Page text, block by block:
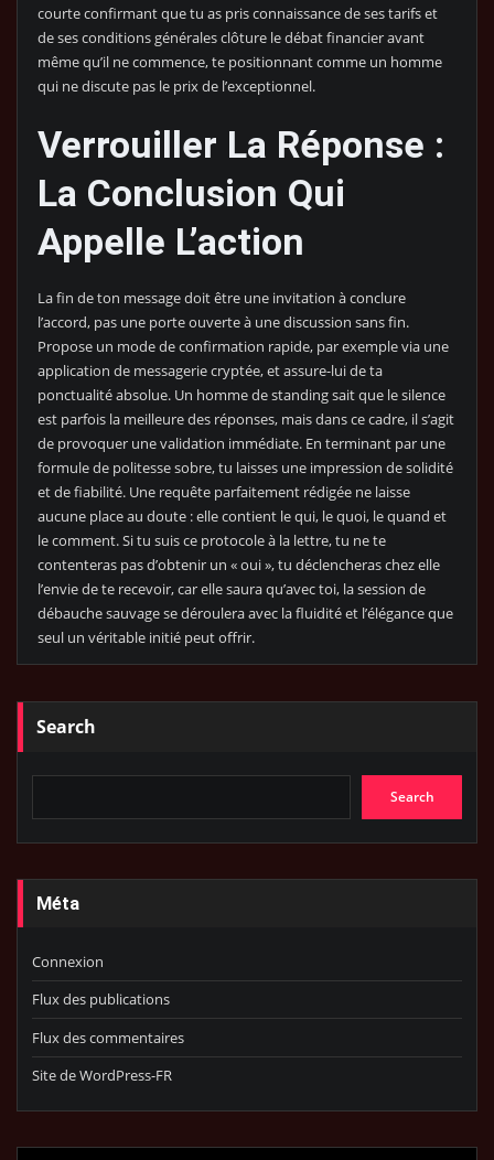
courte confirmant que tu as pris connaissance de ses tarifs et
de ses conditions générales clôture le débat financier avant
même qu’il ne commence, te positionnant comme un homme
qui ne discute pas le prix de l’exceptionnel.
Verrouiller La Réponse :
La Conclusion Qui
Appelle L’action
La fin de ton message doit être une invitation à conclure
l’accord, pas une porte ouverte à une discussion sans fin.
Propose un mode de confirmation rapide, par exemple via une
application de messagerie cryptée, et assure-lui de ta
ponctualité absolue. Un homme de standing sait que le silence
est parfois la meilleure des réponses, mais dans ce cadre, il s’agit
de provoquer une validation immédiate. En terminant par une
formule de politesse sobre, tu laisses une impression de solidité
et de fiabilité. Une requête parfaitement rédigée ne laisse
aucune place au doute : elle contient le qui, le quoi, le quand et
le comment. Si tu suis ce protocole à la lettre, tu ne te
contenteras pas d’obtenir un « oui », tu déclencheras chez elle
l’envie de te recevoir, car elle saura qu’avec toi, la session de
débauche sauvage se déroulera avec la fluidité et l’élégance que
seul un véritable initié peut offrir.
Search
Search
Méta
Connexion
Flux des publications
Flux des commentaires
Site de WordPress-FR